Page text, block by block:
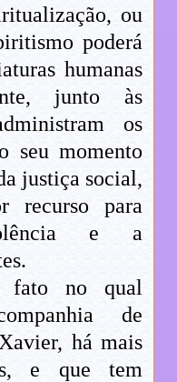
ou
poderá
humanas
junto às
os
seu momento
justiça social,
recurso para
e a
fato no qual
de
há mais
e que tem